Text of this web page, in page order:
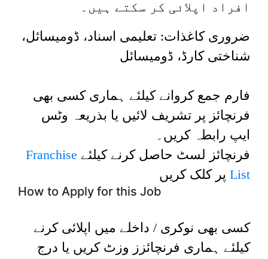
افراد اپلائی کر سکتے ہیں۔
ضروری کاغذات: تعلیمی اسناد، ڈومیسائل،
شناختی کارڈ، ڈومیسائل
فارم جمع کروانے کیلئے ہماری کسی بھی
فرنچائز پر تشریف لائیں یا بذریعہ وٹس
ایپ رابطہ کریں۔
فرنچائز لسٹ حاصل کرنے کیلئے Franchise
List پر کلک کریں
How to Apply for this Job
کسی بھی نوکری / داخلے میں اپلائی کرنے
کیلئے ہماری فرنچائزز وزٹ کریں یا درج